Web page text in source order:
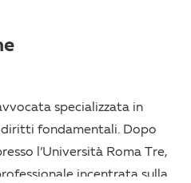
è laureato in giurisprudenza
specializzata in
fondamentali. Dopo
l’Università Roma Tre,
incentrata sulla